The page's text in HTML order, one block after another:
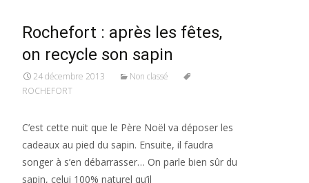
Rochefort : après les fêtes,
on recycle son sapin
24 décembre 2013
Non classé
ROCHEFORT
C’est cette nuit que le Père Noël va déposer les
cadeaux au pied du sapin. Ensuite, il faudra
songer à s’en débarrasser… On parle bien sûr du
sapin, celui 100% naturel qu’il